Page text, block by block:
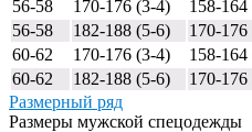
56-58
170-176 (3-4)
158-164
56-58
182-188 (5-6)
170-176
60-62
170-176 (3-4)
158-164
60-62
182-188 (5-6)
170-176
Размерный ряд
Размеры мужской спецодежды